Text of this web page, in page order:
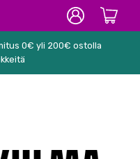
0€ yli 200€ ostolla